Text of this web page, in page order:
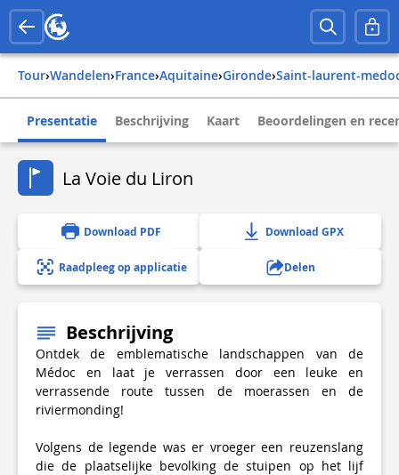
Tour› Wandelen› france› aquitaine› gironde› saint-laurent-
Presentatie Beschrijving Kaart Beoordelingen en
La Voie du Liron
Download PDF Download GPX
Raadpleeg op applicatie Delen
Beschrijving
Ontdek de emblematische landschappen van de
Médoc en laat je verrassen door een leuke en
verrassende route tussen de moerassen en de
riviermonding!
Volgens de legende was er vroeger een reuzenslang
die de plaatselijke bevolking de stuipen op het lijf